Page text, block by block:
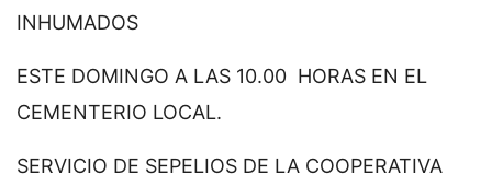
INHUMADOS
ESTE DOMINGO A LAS 10.00 HORAS EN EL
CEMENTERIO LOCAL.
SERVICIO DE SEPELIOS DE LA COOPERATIVA